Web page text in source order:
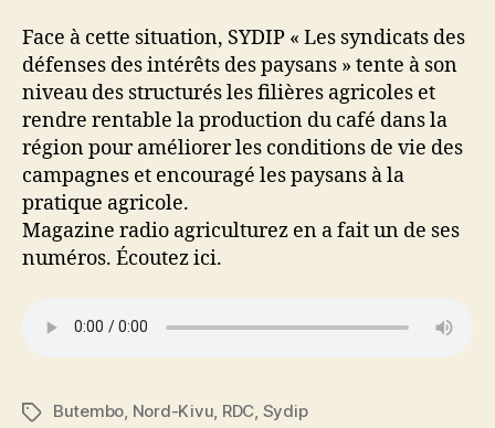
Face à cette situation, SYDIP « Les syndicats des
défenses des intérêts des paysans » tente à son
niveau des structurés les filières agricoles et
rendre rentable la production du café dans la
région pour améliorer les conditions de vie des
campagnes et encouragé les paysans à la
pratique agricole.
Magazine radio agriculturez en a fait un de ses
numéros. Écoutez ici.
Butembo Nord-Kivu RDC Sydip